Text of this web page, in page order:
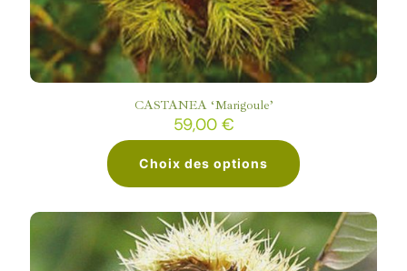
page
du
produit
CASTANEA ‘Marigoule’
59,00 €
Choix des options
produit
a
plusieurs